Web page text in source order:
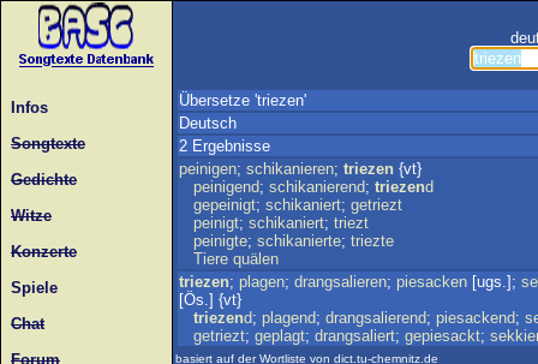
Infos
Songtexte
Gedichte
Witze
Konzerte
Spiele
Chat
Forum
Übersetze 'triezen'
Deutsch
2 Ergebnisse
peinigen; schikanieren; triezen {vt}
peinigend; schikanierend; triezend
gepeinigt; schikaniert; getriezt
peinigt; schikaniert; triezt
peinigte; schikanierte; triezte
Tiere quälen
triezen; plagen; drangsalieren; piesacken [ugs.];
[Ös.] {vt}
triezend; plagend; drangsalierend; piesackend;
getriezt; geplagt; drangsaliert; gepiesackt;
basiert auf der Wortliste von dict.tu-chemnitz.de